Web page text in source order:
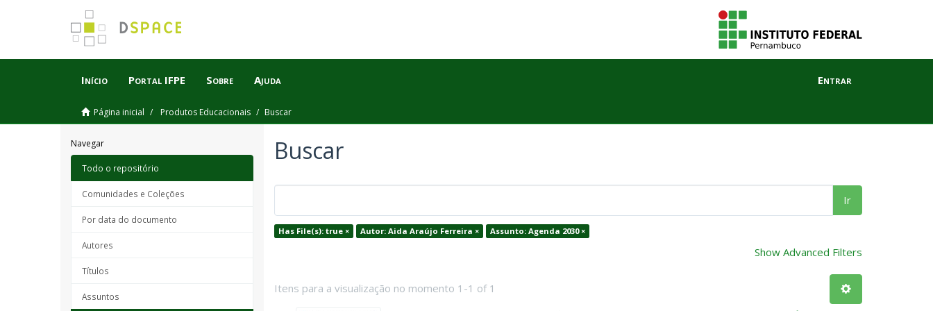
Início Portal IFPE Sobre Ajuda Entrar
Página inicial Produtos Educacionais Buscar
Navegar
Todo o repositório
Comunidades e Coleções
Por data do documento
Autores
Títulos
Assuntos
Buscar
Ir
Has File(s): true × Autor: Aida Araújo Ferreira × Assunto: Agenda 2030 ×
Show Advanced Filters
Itens para a visualização no momento 1-1 of 1